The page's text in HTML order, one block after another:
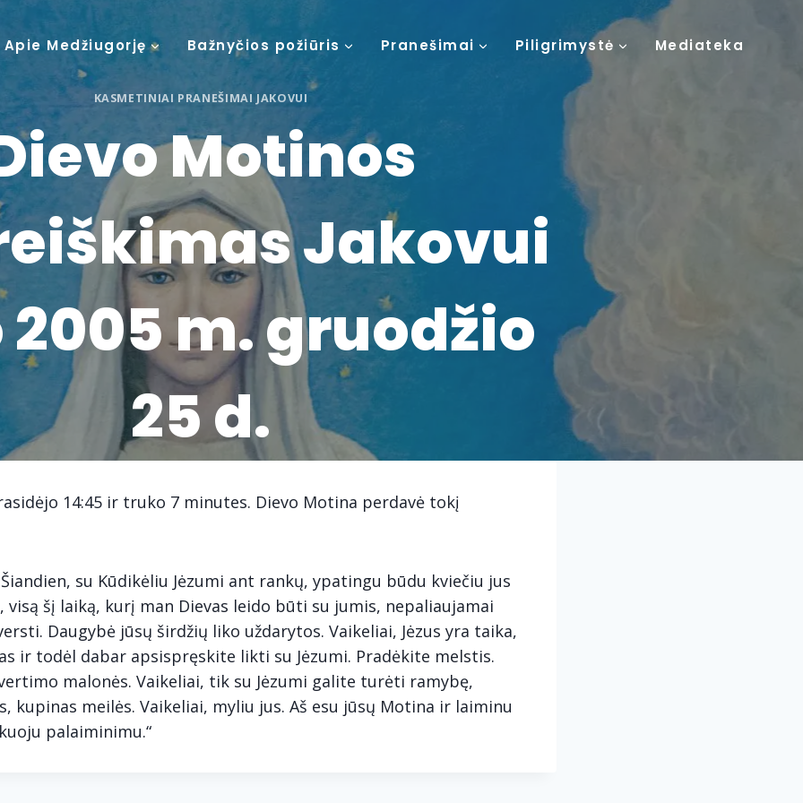
Apie Medžiugorję Bažnyčios požiūris Pranešimai Piligrimystė Mediateka
KASMETINIAI PRANEŠIMAI JAKOVUI
Motinos
Jakovui
2005 m. gruodžio
25 d.
14:45 ir truko 7 minutes. Dievo Motina perdavė tokį
su Kūdikėliu Jėzumi ant rankų, ypatingu būdu kviečiu jus
visą šį laiką, kurį man Dievas leido būti su jumis, nepaliaujamai
Daugybė jūsų širdžių liko uždarytos. Vaikeliai, Jėzus yra taika,
ir todėl dabar apsispręskite likti su Jėzumi. Pradėkite melstis.
malonės. Vaikeliai, tik su Jėzumi galite turėti ramybę,
kupinas meilės. Vaikeliai, myliu jus. Aš esu jūsų Motina ir laiminu
palaiminimu.“